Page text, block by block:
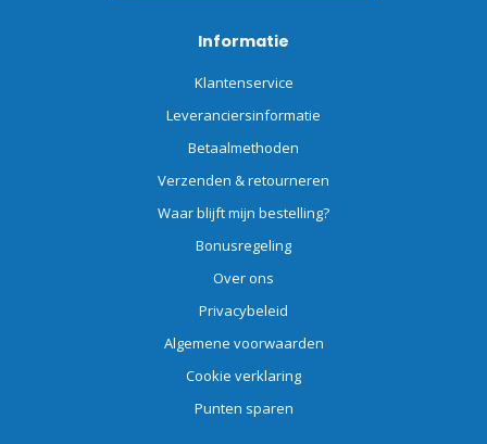
Informatie
Klantenservice
Leveranciersinformatie
Betaalmethoden
Verzenden & retourneren
Waar blijft mijn bestelling?
Bonusregeling
Over ons
Privacybeleid
Algemene voorwaarden
Cookie verklaring
Punten sparen